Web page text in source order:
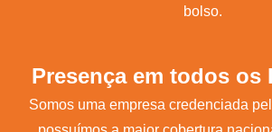
bolso.
Presença em todos os
Somos uma empresa credenciada